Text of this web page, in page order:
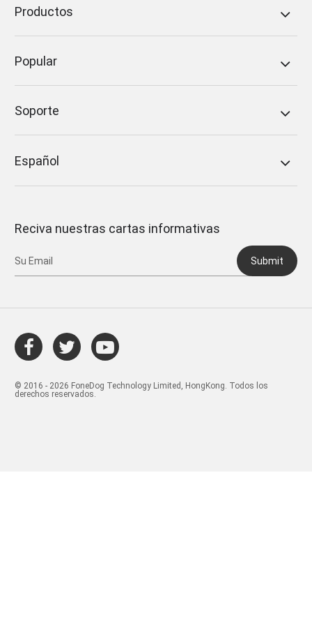
Productos
Popular
Soporte
Español
Reciva nuestras cartas informativas
Submit
© 2016 - 2026 FoneDog Technology Limited, HongKong. Todos los
derechos reservados.